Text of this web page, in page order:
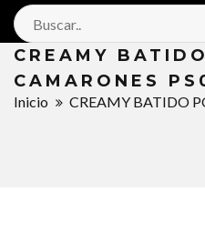
Salir
CREAMY
CAMARONES
Inicio CREAMY BATIDO